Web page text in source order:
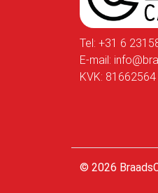
Tel: +31 6
E-mail:
KVK: 81662564
© 2026